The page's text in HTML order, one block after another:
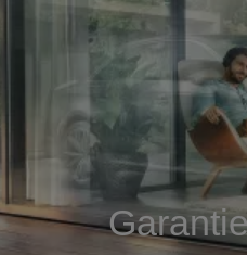
Über uns
Audi kaufen
Service & Reparatur
Audi Original Zubehör